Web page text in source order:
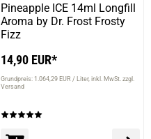
Pineapple ICE 14ml Longfill
Aroma by Dr. Frost Frosty
Fizz
14,90 EUR*
Grundpreis: 1.064,29 EUR / Liter inkl. MwSt. zzgl.
Versand